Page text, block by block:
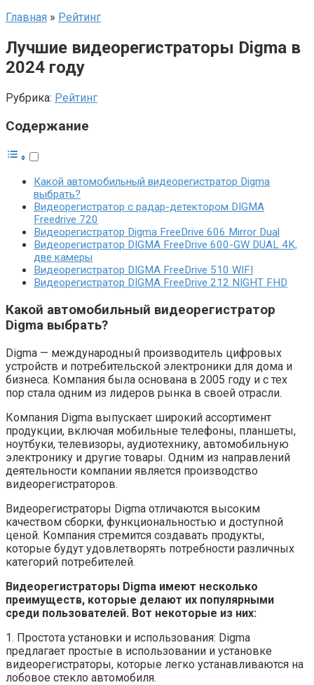
Главная » Рейтинг
Лучшие видеорегистраторы Digma в
2024 году
Рубрика: Рейтинг
Содержание
Какой автомобильный видеорегистратор Digma
выбрать?
Видеорегистратор с радар-детектором DIGMA
Freedrive 720
Видеорегистратор Digma FreeDrive 606 Mirror Dual
Видеорегистратор DIGMA FreeDrive 600-GW DUAL 4K,
две камеры
Видеорегистратор DIGMA FreeDrive 510 WIFI
Видеорегистратор DIGMA FreeDrive 212 NIGHT FHD
Какой автомобильный видеорегистратор
Digma выбрать?
Digma — международный производитель цифровых
устройств и потребительской электроники для дома и
бизнеса. Компания была основана в 2005 году и с тех
пор стала одним из лидеров рынка в своей отрасли.
Компания Digma выпускает широкий ассортимент
продукции, включая мобильные телефоны, планшеты,
ноутбуки, телевизоры, аудиотехнику, автомобильную
электронику и другие товары. Одним из направлений
деятельности компании является производство
видеорегистраторов.
Видеорегистраторы Digma отличаются высоким
качеством сборки, функциональностью и доступной
ценой. Компания стремится создавать продукты,
которые будут удовлетворять потребности различных
категорий потребителей.
Видеорегистраторы Digma имеют несколько
преимуществ, которые делают их популярными
среди пользователей. Вот некоторые из них:
1. Простота установки и использования: Digma
предлагает простые в использовании и установке
видеорегистраторы, которые легко устанавливаются на
лобовое стекло автомобиля.